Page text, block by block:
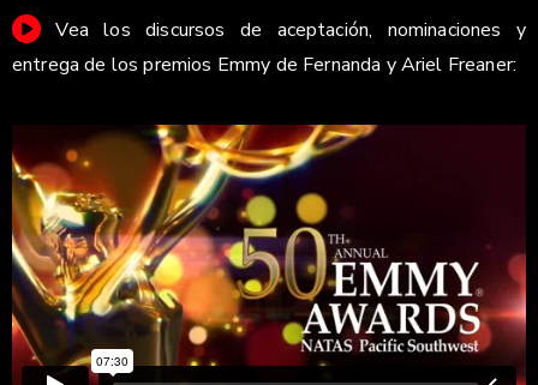
Vea los discursos de aceptación, nominaciones y
entrega de los premios Emmy de Fernanda y Ariel Freaner: